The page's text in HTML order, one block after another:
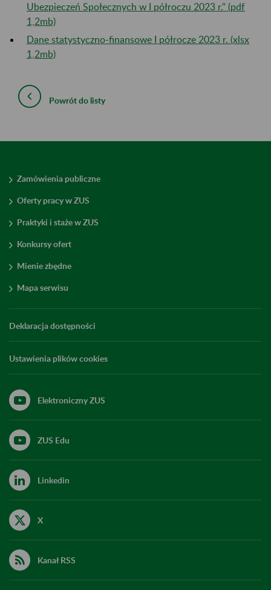
Ubezpieczeń Społecznych w I półroczu 2023 r." (pdf
1,2mb)
Dane statystyczno-finansowe I półrocze 2023 r. (xlsx
1,2mb)
Powrót do listy
Zamówienia publiczne
Oferty pracy w ZUS
Praktyki i staże w ZUS
Konkursy ofert
Mienie zbędne
Mapa serwisu
Deklaracja dostępności
Ustawienia plików cookies
Elektroniczny ZUS
ZUS Edu
Linkedin
X
Kanał RSS